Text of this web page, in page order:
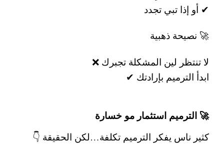
✔ أو إذا تبي تجدد
🚀 نصيحة ذهبية
لا تنتظر لين المشكلة تجبرك ❌
ابدأ الترميم بإرادتك ✔
🚀 الترميم استثمار مو خسارة
كثير ناس يفكر الترميم تكلفة…لكن الحقيقة 👇